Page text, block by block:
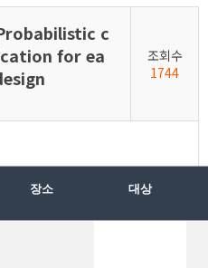
c
for ea
조회수
1744
장소 대상